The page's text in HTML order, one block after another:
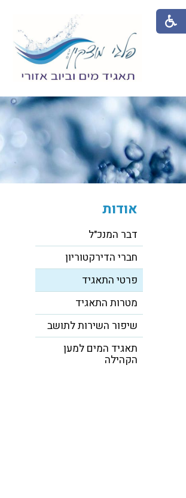
אודות
דבר המנכ"ל
חברי הדירקטוריון
פרטי התאגיד
מטרות התאגיד
שיפור השירות לתושב
תאגיד המים למען
הקהילה